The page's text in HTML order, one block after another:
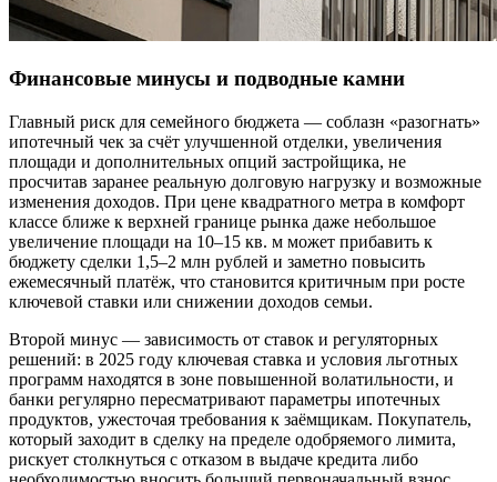
Финансовые минусы и подводные камни
Главный риск для семейного бюджета — соблазн «разогнать»
ипотечный чек за счёт улучшенной отделки, увеличения
площади и дополнительных опций застройщика, не
просчитав заранее реальную долговую нагрузку и возможные
изменения доходов. При цене квадратного метра в комфорт
классе ближе к верхней границе рынка даже небольшое
увеличение площади на 10–15 кв. м может прибавить к
бюджету сделки 1,5–2 млн рублей и заметно повысить
ежемесячный платёж, что становится критичным при росте
ключевой ставки или снижении доходов семьи.
Второй минус — зависимость от ставок и регуляторных
решений: в 2025 году ключевая ставка и условия льготных
программ находятся в зоне повышенной волатильности, и
банки регулярно пересматривают параметры ипотечных
продуктов, ужесточая требования к заёмщикам. Покупатель,
который заходит в сделку на пределе одобряемого лимита,
рискует столкнуться с отказом в выдаче кредита либо